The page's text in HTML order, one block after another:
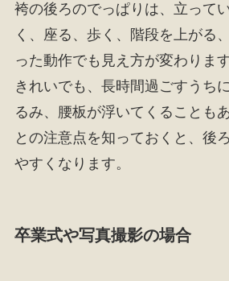
袴の後ろのでっぱりは、立って
く、座る、歩く、階段を上がる
った動作でも見え方が変わりま
きれいでも、長時間過ごすうち
るみ、腰板が浮いてくることも
との注意点を知っておくと、後
やすくなります。
卒業式や写真撮影の場合